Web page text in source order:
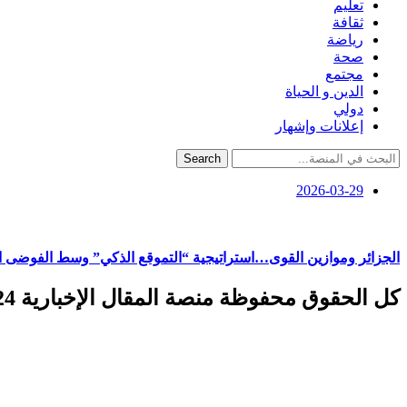
تعليم
ثقافة
رياضة
صحة
مجتمع
الدين و الحياة
دولي
إعلانات وإشهار
Search
2026-03-29
​الجزائر وموازين القوى…استراتيجية “التموقع الذكي” وسط الفوضى
كل الحقوق محفوظة منصة المقال الإخبارية 2024 ©